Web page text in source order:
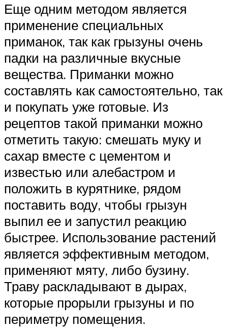
Еще одним методом является
применение специальных
приманок, так как грызуны очень
падки на различные вкусные
вещества. Приманки можно
составлять как самостоятельно, так
и покупать уже готовые. Из
рецептов такой приманки можно
отметить такую: смешать муку и
сахар вместе с цементом и
известью или алебастром и
положить в курятнике, рядом
поставить воду, чтобы грызун
выпил ее и запустил реакцию
быстрее. Использование растений
является эффективным методом,
применяют мяту, либо бузину.
Траву раскладывают в дырах,
которые прорыли грызуны и по
периметру помещения.